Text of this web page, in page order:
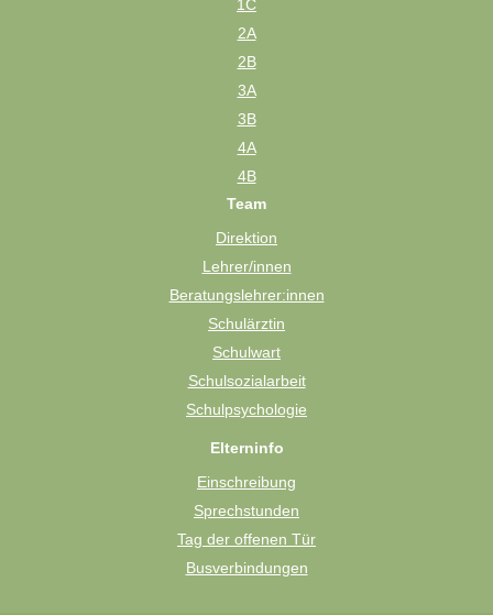
1C
2A
2B
3A
3B
4A
4B
Team
Direktion
Lehrer/innen
Beratungslehrer:innen
Schulärztin
Schulwart
Schulsozialarbeit
Schulpsychologie
Elterninfo
Einschreibung
Sprechstunden
Tag der offenen Tür
Busverbindungen